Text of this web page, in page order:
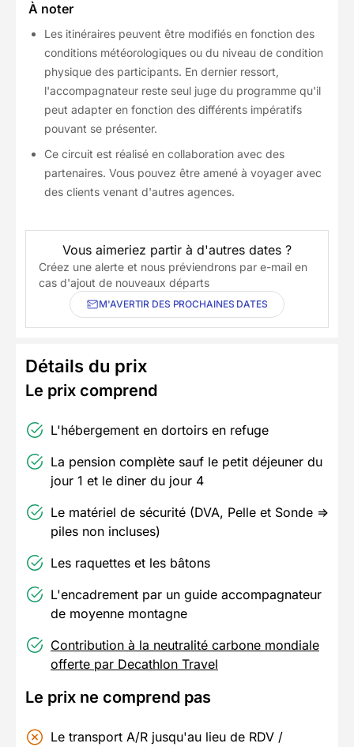
À noter
Les itinéraires peuvent être modifiés en fonction des
conditions météorologiques ou du niveau de condition
physique des participants. En dernier ressort,
l'accompagnateur reste seul juge du programme qu'il
peut adapter en fonction des différents impératifs
pouvant se présenter.
Ce circuit est réalisé en collaboration avec des
partenaires. Vous pouvez être amené à voyager avec
des clients venant d'autres agences.
Vous aimeriez partir à d'autres dates ?
Créez une alerte et nous préviendrons par e-mail en
cas d'ajout de nouveaux départs
M'AVERTIR DES PROCHAINES DATES
Détails du prix
Le prix comprend
L'hébergement en dortoirs en refuge
La pension complète sauf le petit déjeuner du
jour 1 et le diner du jour 4
Le matériel de sécurité (DVA, Pelle et Sonde =>
piles non incluses)
Les raquettes et les bâtons
L'encadrement par un guide accompagnateur
de moyenne montagne
Contribution à la neutralité carbone mondiale
offerte par Decathlon Travel
Le prix ne comprend pas
Le transport A/R jusqu'au lieu de RDV /